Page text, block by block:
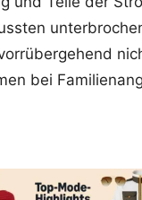
bei